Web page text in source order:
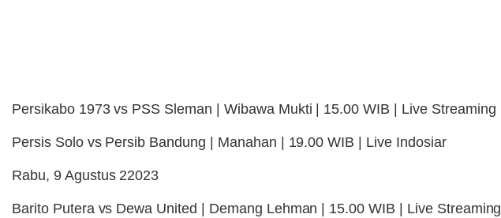
Persikabo 1973 vs PSS Sleman | Wibawa Mukti | 15.00 WIB | Live Streaming
Persis Solo vs Persib Bandung | Manahan | 19.00 WIB | Live Indosiar
Rabu, 9 Agustus 22023
Barito Putera vs Dewa United | Demang Lehman | 15.00 WIB | Live Streaming